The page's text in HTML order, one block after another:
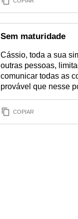
Sem maturidade
Cássio, toda a sua
outras pessoas,
comunicar todas as
provável que nesse
COPIAR